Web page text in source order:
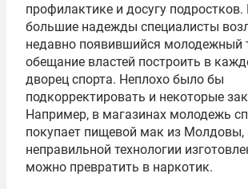
профилактике и досугу
большие надежды специалисты
недавно появившийся молодежный
обещание властей построить в
дворец спорта. Неплохо было бы
подкорректировать и некоторые
Например, в магазинах молодежь
покупает пищевой мак из Молдовы,
неправильной технологии
можно превратить в наркотик.